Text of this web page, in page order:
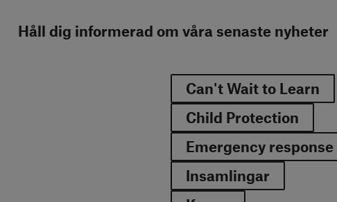
Håll dig informerad om våra senaste nyheter
Can't Wait to Learn
Child Protection
Emergency response
Insamlingar